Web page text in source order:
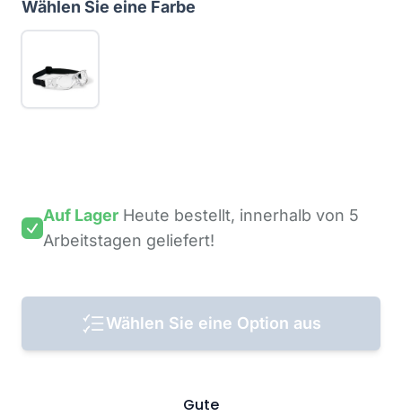
Wählen Sie eine Farbe
Auf Lager Heute bestellt, innerhalb von 5
Arbeitstagen geliefert!
Wählen Sie eine Option aus
Gute